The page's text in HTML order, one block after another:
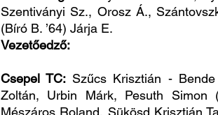
Szentiványi Sz., Orosz Á.,
(Bíró B. ’64) Járja E.
Vezetőedző:
Csepel TC: Szűcs Krisztián -
Zoltán, Urbin Márk, Pesuth Simon